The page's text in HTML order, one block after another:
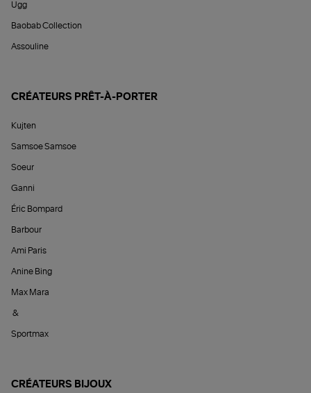
Ugg
Baobab Collection
Assouline
CRÉATEURS PRÊT-À-PORTER
Kujten
Samsoe Samsoe
Soeur
Ganni
Éric Bompard
Barbour
Ami Paris
Anine Bing
Max Mara
&
Sportmax
CRÉATEURS BIJOUX